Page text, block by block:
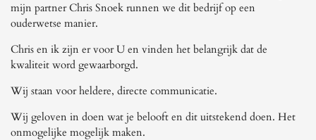
mijn partner Chris Snoek runnen we dit bedrijf op een
ouderwetse manier.
Chris en ik zijn er voor U en vinden het belangrijk dat de
kwaliteit word gewaarborgd.
Wij staan voor heldere, directe communicatie.
Wij geloven in doen wat je belooft en dit uitstekend doen. Het
onmogelijke mogelijk maken.